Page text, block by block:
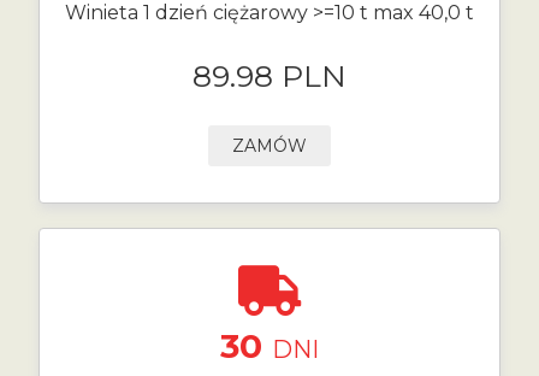
Winieta 1 dzień ciężarowy >=10 t max 40,0 t
89.98 PLN
ZAMÓW
30 DNI